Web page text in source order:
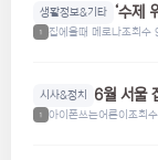
생활정보&기타 ‘수제
1 집에올때 메로나조회수
시사&정치 6월 서울
1 아이폰쓰는어른이 조회